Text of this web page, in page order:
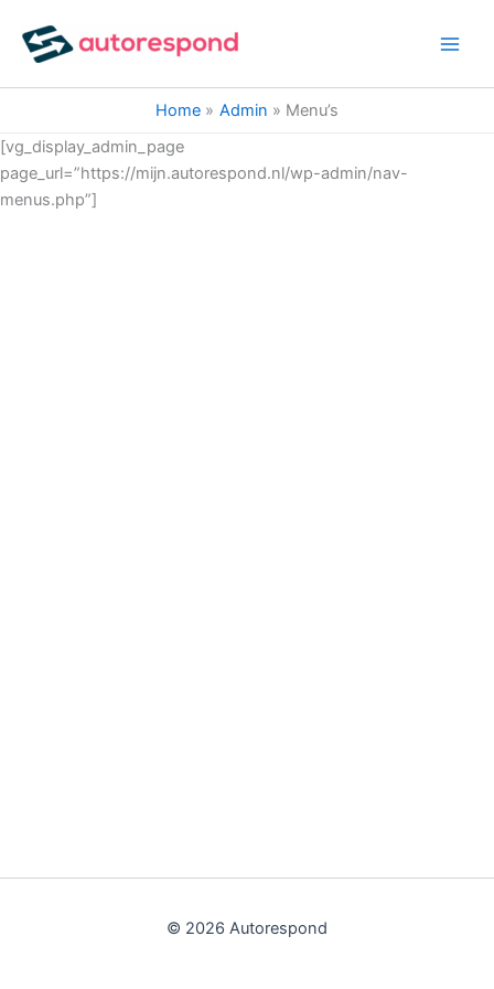
naar
inhoud
Home
Admin
Menu’s
[vg_display_admin_page
page_url=”https://mijn.autorespond.nl/wp-admin/nav-
menus.php”]
© 2026 Autorespond